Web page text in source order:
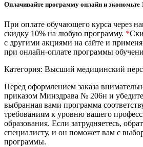
Техносферная безопасность и
природообустройство
промышленности
Управление охраной труда.
Техносферная безопасность
Оплачивайте программу онлайн и экономьте
При оплате обучающего курса через
скидку 10% на любую программу. *
с другими акциями на сайте и
при онлайн-оплате программы
Категория: Высший медицинский
Перед оформлением заказа
приказом Минздрава № 206н и
выбранная вами программа
требованиям к уровню вашего
образования. Если затрудняетесь,
специалисту, и он поможет вам с
программы.